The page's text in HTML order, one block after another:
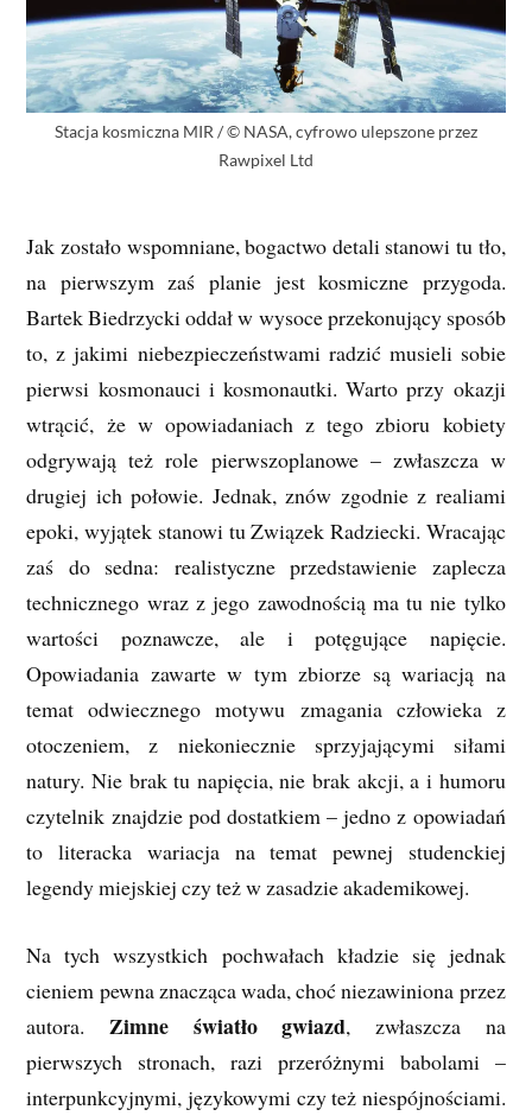
Stacja kosmiczna MIR / © NASA, cyfrowo ulepszone przez
Rawpixel Ltd
Jak zostało wspomniane, bogactwo detali stanowi tu tło,
na pierwszym zaś planie jest kosmiczne przygoda.
Bartek Biedrzycki oddał w wysoce przekonujący sposób
to, z jakimi niebezpieczeństwami radzić musieli sobie
pierwsi kosmonauci i kosmonautki. Warto przy okazji
wtrącić, że w opowiadaniach z tego zbioru kobiety
odgrywają też role pierwszoplanowe – zwłaszcza w
drugiej ich połowie. Jednak, znów zgodnie z realiami
epoki, wyjątek stanowi tu Związek Radziecki. Wracając
zaś do sedna: realistyczne przedstawienie zaplecza
technicznego wraz z jego zawodnością ma tu nie tylko
wartości poznawcze, ale i potęgujące napięcie.
Opowiadania zawarte w tym zbiorze są wariacją na
temat odwiecznego motywu zmagania człowieka z
otoczeniem, z niekoniecznie sprzyjającymi siłami
natury. Nie brak tu napięcia, nie brak akcji, a i humoru
czytelnik znajdzie pod dostatkiem – jedno z opowiadań
to literacka wariacja na temat pewnej studenckiej
legendy miejskiej czy też w zasadzie akademikowej.
Na tych wszystkich pochwałach kładzie się jednak
cieniem pewna znacząca wada, choć niezawiniona przez
autora. Zimne światło gwiazd, zwłaszcza na
pierwszych stronach, razi przeróżnymi babolami –
interpunkcyjnymi, językowymi czy też niespójnościami.